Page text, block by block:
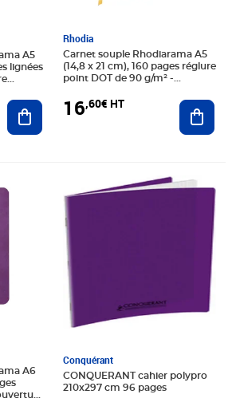
A5
lignées
Ajouter au panier
Rhodia
Carnet souple Rhodiarama A5
(14,8 x 21 cm), 160 pages réglure
point DOT de 90 g/m² -
16,60€ HT
A6
Conquérant
CONQUERANT cahier polypro
210x297 cm 96 pages
Prix 4,47€ HT